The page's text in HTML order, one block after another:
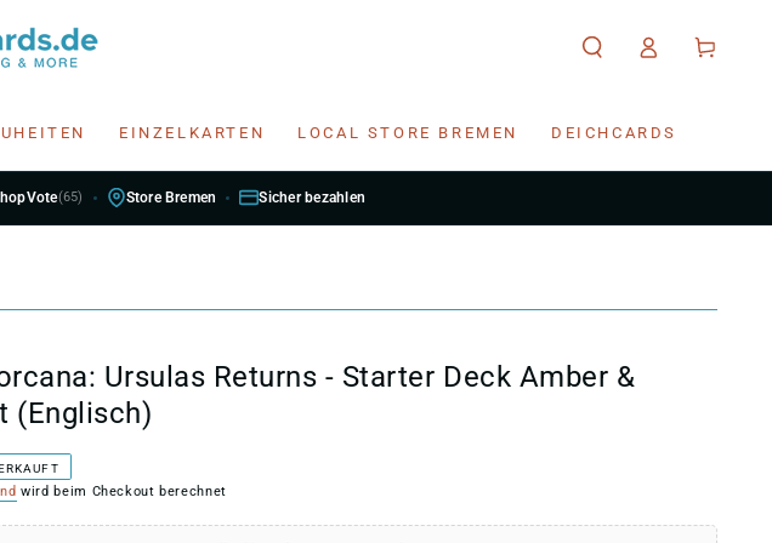
EINZELKARTEN LOCAL STORE BREMEN DEICHCARDS
EinloggenWarenkorb
(65) Store Bremen Sicher bezahlen
Ursulas Returns - Starter Deck Amber &
(Englisch)
wird beim Checkout berechnet